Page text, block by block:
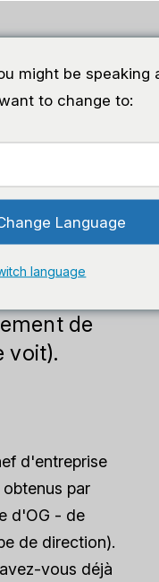
votre
la
·29 septembre
de
voit).
d'entreprise
par
d'OG - de
de direction).
vous déjà
might be speaking
to change to:
Language
language